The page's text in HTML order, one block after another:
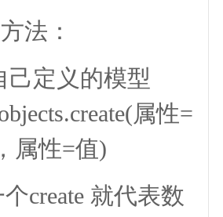
法：
己定义的模型
属性=
属性=值)
create 就代表数